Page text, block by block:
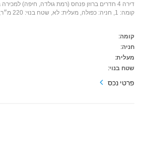
קומה: 1, חניה: כפולה, מעלית: לא, שטח בנוי: 220 מ״ר, חדרים: 4
קומה:
חניה:
מעלית:
שטח בנוי:
פרטי נכס